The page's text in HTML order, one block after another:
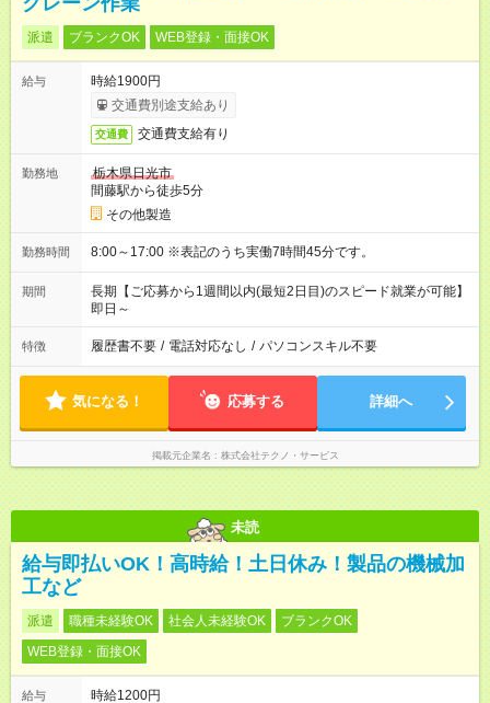
派遣 ブランクOK WEB登録・面接OK
給与
時給1900円
交通費別途支給あり
交通費 交通費支給有り
勤務地
栃木県日光市
間藤駅から徒歩5分
その他製造
勤務時間 8:00～17:00 ※表記のうち実働7時間45分です。
期間
長期【ご応募から1週間以内(最短2日目)のスピード就業が可能】
即日～
特徴 履歴書不要 / 電話対応なし / パソコンスキル不要
気になる！ 応募する 詳細へ
掲載元企業名 株式会社テクノ・サービス
未読
給与即払いOK！高時給！土日休み！製品の機械加
工など
派遣 職種未経験OK 社会人未経験OK
ブランクOK
WEB登録・面接OK
給与
時給1200円